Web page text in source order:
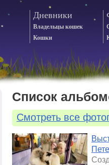
Дневники
Владельцы кошек
Кошки
Список
Смотреть все